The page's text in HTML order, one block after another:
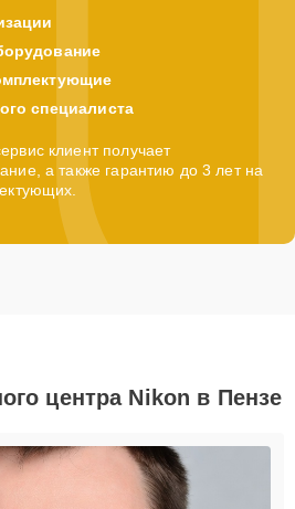
специалиста
клиент получает
а также гарантию до 3 лет на
центра Nikon в Пензе